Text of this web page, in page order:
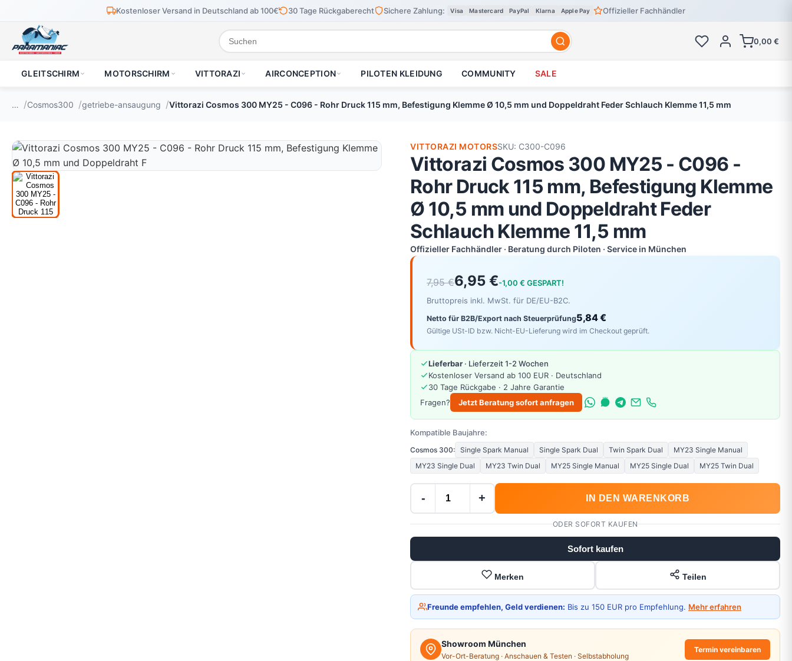
Kostenloser Versand in Deutschland ab 100€ 30 Tage Rückgaberecht Sichere Zahlung: Visa Mastercard PayPal Klarna Apple Pay Offizieller Fachhändler
0,00 €
GLEITSCHIRM MOTORSCHIRM VITTORAZI AIRCONCEPTION PILOTEN KLEIDUNG COMMUNITY SALE
… Cosmos300 getriebe-ansaugung Vittorazi Cosmos 300 MY25 - C096 - Rohr Druck 115 mm, Befestigung Klemme Ø 10,5 mm und Doppeldraht Feder Schlauch Klemme 11,5 mm
VITTORAZI MOTORSSKU: C300-C096
Vittorazi Cosmos 300 MY25 - C096 -
Rohr Druck 115 mm, Befestigung Klemme
Ø 10,5 mm und Doppeldraht Feder
Schlauch Klemme 11,5 mm
Offizieller Fachhändler · Beratung durch Piloten · Service in München
7,95 €6,95 €-1,00 € GESPART!
Bruttopreis inkl. MwSt. für DE/EU-B2C.
Netto für B2B/Export nach Steuerprüfung5,84 €
Gültige USt-ID bzw. Nicht-EU-Lieferung wird im Checkout geprüft.
Lieferbar · Lieferzeit 1-2 Wochen
Kostenloser Versand ab 100 EUR · Deutschland
30 Tage Rückgabe · 2 Jahre Garantie
Fragen?
Jetzt Beratung sofort anfragen
Kompatible Baujahre:
Cosmos 300: Single Spark Manual Single Spark Dual Twin Spark Dual
MY23 Single Manual
MY23 Single Dual
MY23 Twin Dual MY25 Single Manual MY25 Single Dual MY25 Twin Dual
- + IN DEN WARENKORB
ODER SOFORT KAUFEN
Sofort kaufen
Merken Teilen
Freunde empfehlen, Geld verdienen: Bis zu 150 EUR pro Empfehlung. Mehr erfahren
Showroom München
Vor-Ort-Beratung · Anschauen & Testen · Selbstabholung
Termin vereinbaren